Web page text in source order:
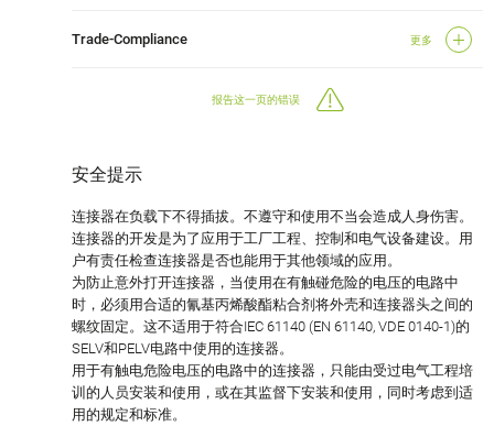
Trade-Compliance 更多
报告这一页的错误
安全提示
连接器在负载下不得插拔。不遵守和使用不当会造成人身伤害。
连接器的开发是为了应用于工厂工程、控制和电气设备建设。用
户有责任检查连接器是否也能用于其他领域的应用。
为防止意外打开连接器，当使用在有触碰危险的电压的电路中
时，必须用合适的氰基丙烯酸酯粘合剂将外壳和连接器头之间的
螺纹固定。这不适用于符合IEC 61140 (EN 61140, VDE 0140-1)的
SELV和PELV电路中使用的连接器。
用于有触电危险电压的电路中的连接器，只能由受过电气工程培
训的人员安装和使用，或在其监督下安装和使用，同时考虑到适
用的规定和标准。